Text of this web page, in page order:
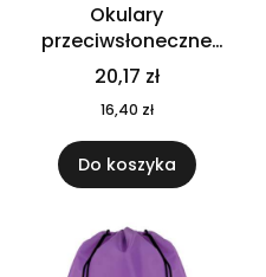
Okulary
przeciwsłoneczne
CALIFORNIA TOUCH
MO9617-10
20,17 zł
16,40 zł
Do koszyka